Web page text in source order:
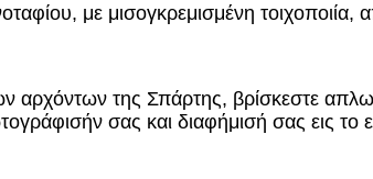
με μισογκρεμισμένη
αρχόντων της Σπάρτης, βρίσκεστε
σας και διαφήμισή σας εις το